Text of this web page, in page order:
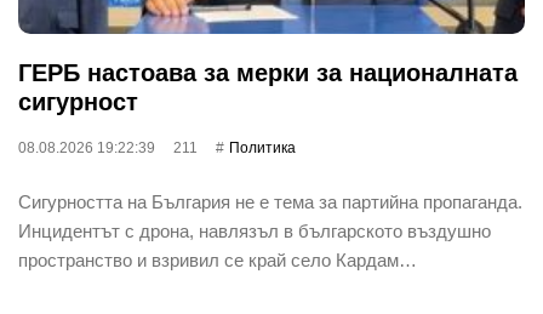
ГЕРБ настоава за мерки за националната
сигурност
08.08.2026 19:22:39 211 Политика
Сигурността на България не е тема за партийна пропаганда.
Инцидентът с дрона, навлязъл в българското въздушно
пространство и взривил се край село Кардам…